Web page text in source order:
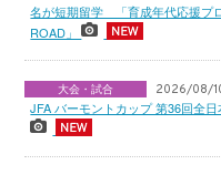
名が短期留学 「育成年代応援プ
ROAD」
大会・試合 2026/08/
JFA バーモントカップ 第36回全